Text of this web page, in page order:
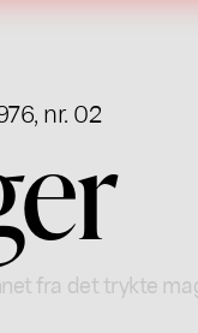
nr. 02
fra det trykte